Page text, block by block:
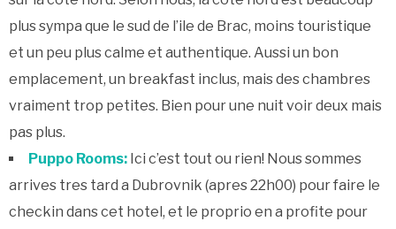
plus sympa que le sud de l’ile de Brac, moins touristique
et un peu plus calme et authentique. Aussi un bon
emplacement, un breakfast inclus, mais des chambres
vraiment trop petites. Bien pour une nuit voir deux mais
pas plus.
Puppo Rooms: Ici c’est tout ou rien! Nous sommes
arrives tres tard a Dubrovnik (apres 22h00) pour faire le
checkin dans cet hotel, et le proprio en a profite pour